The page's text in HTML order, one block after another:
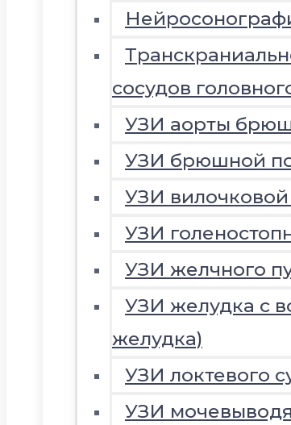
сосудов
УЗИ аорты
УЗИ брюшной
УЗИ
УЗИ
УЗИ желчного
УЗИ желудка с
желудка)
УЗИ локтевого
УЗИ